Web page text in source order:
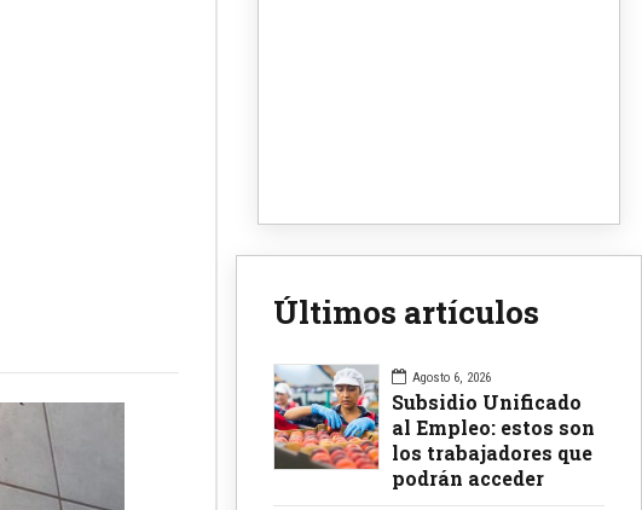
Últimos artículos
Agosto 6, 2026
Subsidio Unificado
al Empleo: estos son
los trabajadores que
podrán acceder